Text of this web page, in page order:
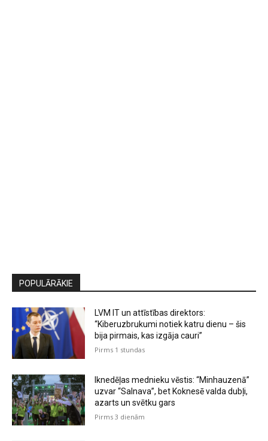
POPULĀRĀKIE
LVM IT un attīstības direktors:
“Kiberuzbrukumi notiek katru dienu – šis
bija pirmais, kas izgāja cauri”
Pirms 1 stundas
Iknedēļas mednieku vēstis: “Minhauzenā”
uzvar “Salnava”, bet Koknesē valda dubļi,
azarts un svētku gars
Pirms 3 dienām